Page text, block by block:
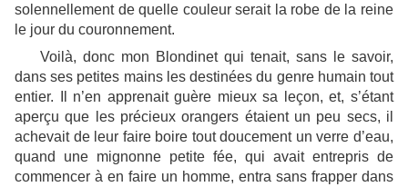
solennellement de quelle couleur serait la robe de la reine
le jour du couronnement.
Voilà, donc mon Blondinet qui tenait, sans le savoir,
dans ses petites mains les destinées du genre humain tout
entier. Il n’en apprenait guère mieux sa leçon, et, s’étant
aperçu que les précieux orangers étaient un peu secs, il
achevait de leur faire boire tout doucement un verre d’eau,
quand une mignonne petite fée, qui avait entrepris de
commencer à en faire un homme, entra sans frapper dans